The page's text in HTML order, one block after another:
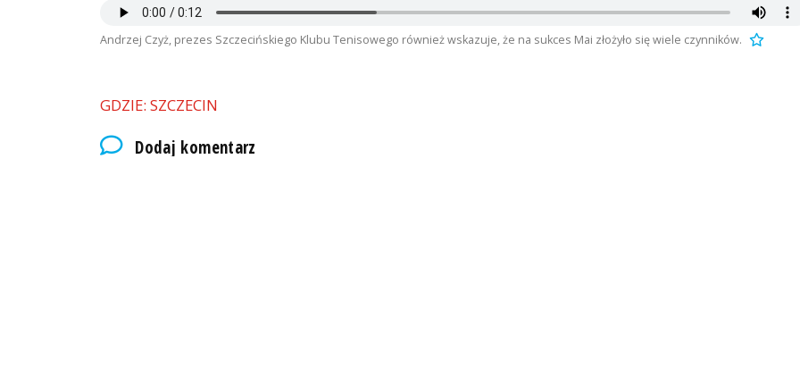
Andrzej Czyż, prezes Szczecińskiego Klubu Tenisowego również wskazuje, że na sukces Mai złożyło się wiele czynników.
GDZIE: SZCZECIN
Dodaj komentarz